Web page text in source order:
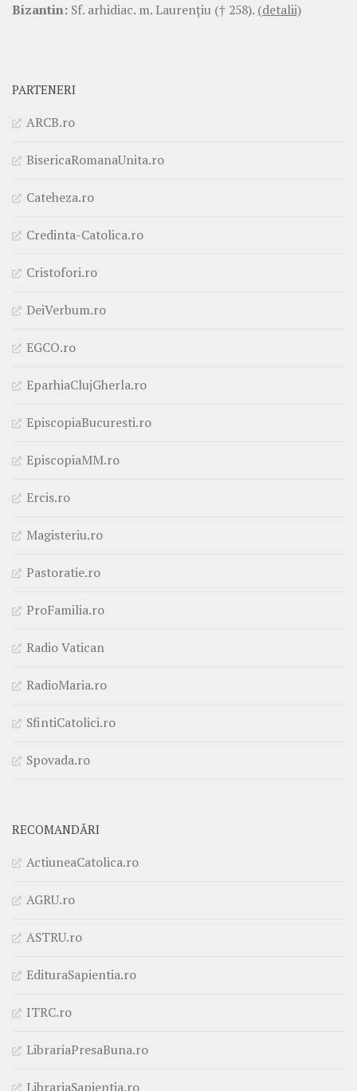
Bizantin: Sf. arhidiac. m. Laurenţiu († 258). (detalii)
PARTENERI
ARCB.ro
BisericaRomanaUnita.ro
Cateheza.ro
Credinta-Catolica.ro
Cristofori.ro
DeiVerbum.ro
EGCO.ro
EparhiaClujGherla.ro
EpiscopiaBucuresti.ro
EpiscopiaMM.ro
Ercis.ro
Magisteriu.ro
Pastoratie.ro
ProFamilia.ro
Radio Vatican
RadioMaria.ro
SfintiCatolici.ro
Spovada.ro
RECOMANDĂRI
ActiuneaCatolica.ro
AGRU.ro
ASTRU.ro
EdituraSapientia.ro
ITRC.ro
LibrariaPresaBuna.ro
LibrariaSapientia.ro